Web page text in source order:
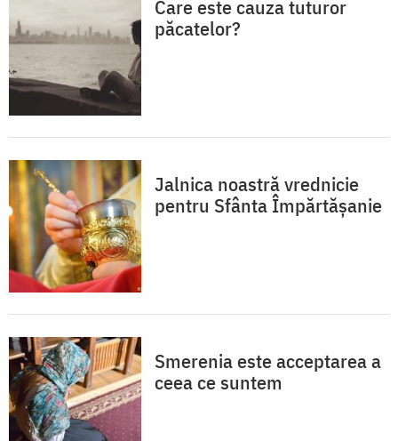
Care este cauza tuturor
păcatelor?
Jalnica noastră vrednicie
pentru Sfânta Împărtășanie
Smerenia este acceptarea a
ceea ce suntem